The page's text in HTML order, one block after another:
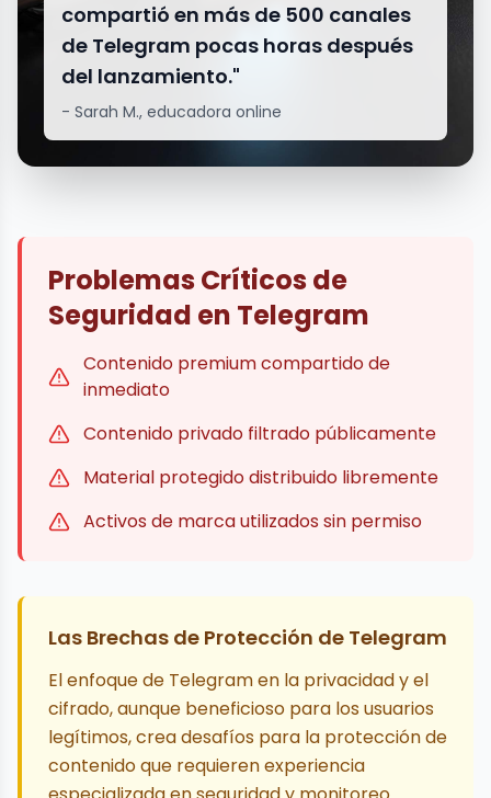
compartió en más de 500 canales
de Telegram pocas horas después
del lanzamiento."
- Sarah M., educadora online
Problemas Críticos de
Seguridad en Telegram
Contenido premium compartido de
inmediato
Contenido privado filtrado públicamente
Material protegido distribuido libremente
Activos de marca utilizados sin permiso
Las Brechas de Protección de Telegram
El enfoque de Telegram en la privacidad y el
cifrado, aunque beneficioso para los usuarios
legítimos, crea desafíos para la protección de
contenido que requieren experiencia